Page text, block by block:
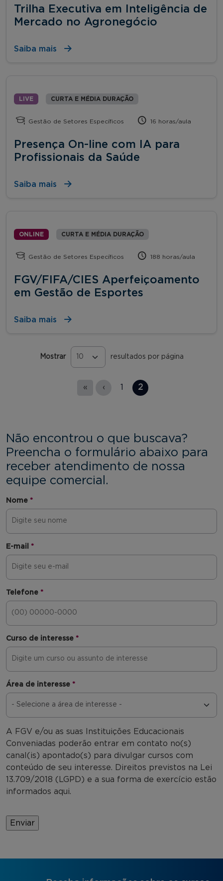
Trilha Executiva em Inteligência de
Mercado no Agronegócio
Saiba mais
LIVE CURTA E MÉDIA DURAÇÃO
Gestão de Setores Específicos 16 horas/aula
Presença On-line com IA para
Profissionais da Saúde
Saiba mais
ONLINE CURTA E MÉDIA DURAÇÃO
Gestão de Setores Específicos 188 horas/aula
FGV/FIFA/CIES Aperfeiçoamento
em Gestão de Esportes
Saiba mais
Mostrar resultados por página
« ‹ 1 2
Não encontrou o que buscava?
Preencha o formulário abaixo para
receber atendimento de nossa
equipe comercial.
Nome *
E-mail *
Telefone *
Curso de interesse *
Área de interesse *
A FGV e/ou as suas Instituições Educacionais
Conveniadas poderão entrar em contato no(s)
canal(is) apontado(s) para divulgar cursos com
conteúdo de seu interesse. Direitos previstos na Lei
13.709/2018 (LGPD) e a sua forma de exercício estão
informados aqui.